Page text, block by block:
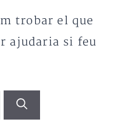
trobar el que
ajudaria si feu